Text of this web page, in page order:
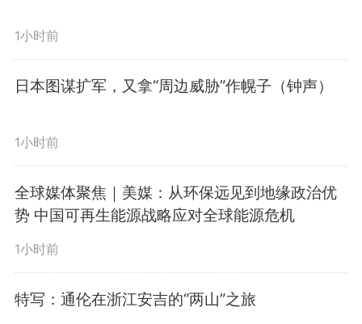
在这场座谈会上，习近平总书
记发出“更好担负起新的文化使
如何继续推动文化繁荣、建设
文化强国，更好担负起新的文化使
命？座谈会上，习近平总书记从三
个方面提出实践要求：“第一，坚
1小时前
日本图谋扩军，又拿“周边威胁”作幌子（钟声）
1小时前
全球媒体聚焦｜美媒：从环保远见到地缘政治优
势 中国可再生能源战略应对全球能源危机
1小时前
特写：通伦在浙江安吉的“两山”之旅